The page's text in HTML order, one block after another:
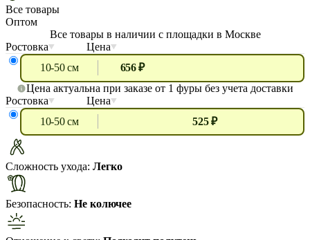
Все товары
Оптом
Все товары в наличии с площадки в Москве
Ростовка
Цена
10-50 см
656 ₽
Цена актуальна при заказе от 1 фуры без учета доставки
Ростовка
Цена
10-50 см
525 ₽
Сложность ухода: Легко
Безопасность: Не колючее